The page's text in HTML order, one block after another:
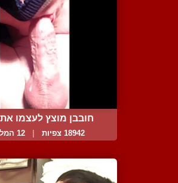
חובבן מוצץ לעצמו את
18942 צפיות 12 המלצות